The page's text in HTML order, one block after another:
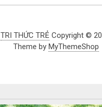
TRI THỨC TRẺ Copyright ©
Theme by MyThemeShop